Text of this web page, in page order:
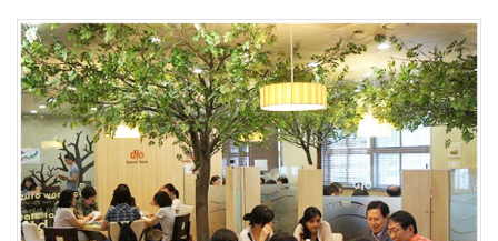
포
털
U
R
L
복
사
공
유
하
기
기
크
게
변
경
하
기
기
작
게
변
경
하
기